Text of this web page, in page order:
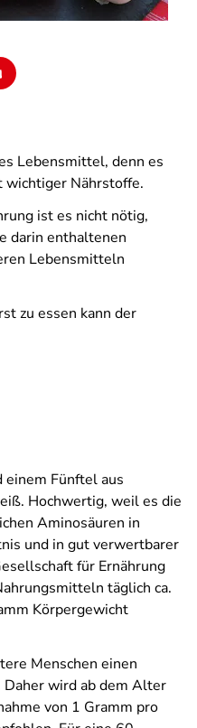
Lebensmittel, denn es
wichtiger Nährstoffe.
ist es nicht nötig,
darin enthaltenen
Lebensmitteln
zu essen kann der
Fünftel aus
Hochwertig, weil es die
Aminosäuren in
und in gut verwertbarer
für Ernährung
täglich ca.
Körpergewicht
Menschen einen
Daher wird ab dem Alter
von 1 Gramm pro